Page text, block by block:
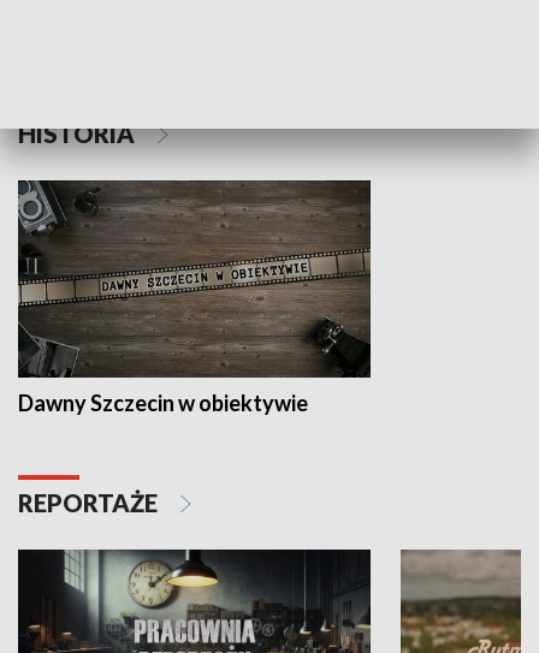
HISTORIA
Dawny Szczecin w obiektywie
REPORTAŻE